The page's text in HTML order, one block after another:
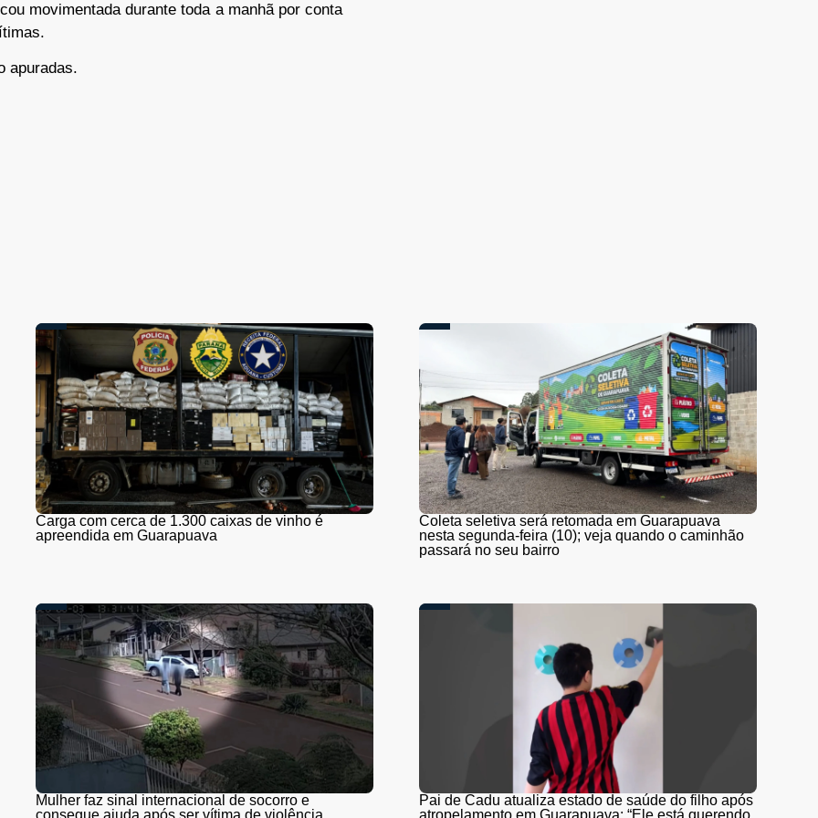
movimentada durante toda a manhã por conta
apuradas.
Carga com cerca de 1.300 caixas de vinho é
apreendida em Guarapuava
Coleta seletiva será retomada em Guarapuava
nesta segunda-feira (10); veja quando o caminhão
passará no seu bairro
Mulher faz sinal internacional de socorro e
consegue ajuda após ser vítima de violência
Pai de Cadu atualiza estado de saúde do filho após
atropelamento em Guarapuava: “Ele está querendo